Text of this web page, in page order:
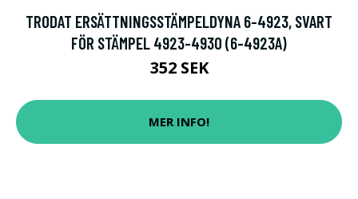
TRODAT ERSÄTTNINGSSTÄMPELDYNA 6-4923, SVART
FÖR STÄMPEL 4923-4930 (6-4923A)
352 SEK
MER INFO!